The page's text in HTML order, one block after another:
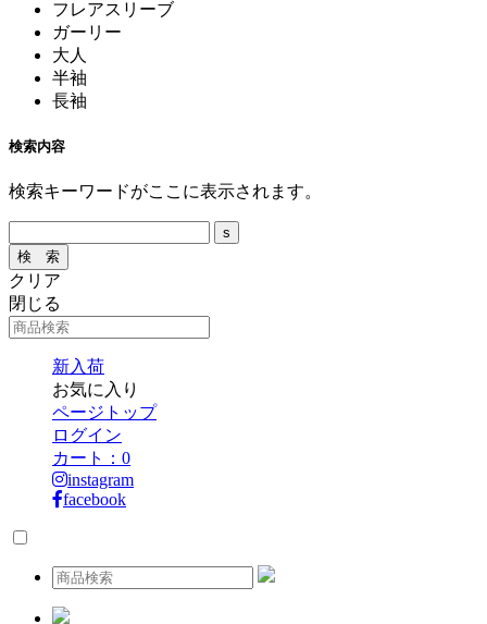
フレアスリーブ
ガーリー
大人
半袖
長袖
検索内容
検索キーワードがここに表示されます。
クリア
閉じる
新入荷
お気に入り
ページトップ
ログイン
カート： 0
instagram
facebook